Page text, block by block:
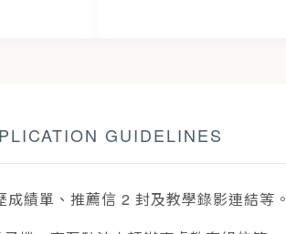
GUIDELINES
績單、推薦信 2 封及教學錄影連結等。